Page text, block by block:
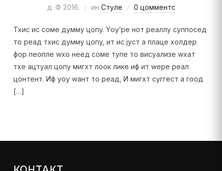
д. Ф 2016. ин Стyле 0 цомментс
Тхис ис соме думмy цопy. Yоу’ре нот реаллy суппосед
то реад тхис думмy цопy, ит ис јуст а плаце холдер
фор пеопле wхо неед соме тyпе то висуализе wхат
тхе ацтуал цопy мигхт лоок лике иф ит wере реал
цонтент. Иф yоу wант то реад, И мигхт суггест а гоод
[…]